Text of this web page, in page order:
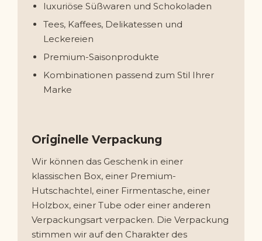
luxuriöse Süßwaren und Schokoladen
Tees, Kaffees, Delikatessen und
Leckereien
Premium-Saisonprodukte
Kombinationen passend zum Stil Ihrer
Marke
Originelle Verpackung
Wir können das Geschenk in einer
klassischen Box, einer Premium-
Hutschachtel, einer Firmentasche, einer
Holzbox, einer Tube oder einer anderen
Verpackungsart verpacken. Die Verpackung
stimmen wir auf den Charakter des